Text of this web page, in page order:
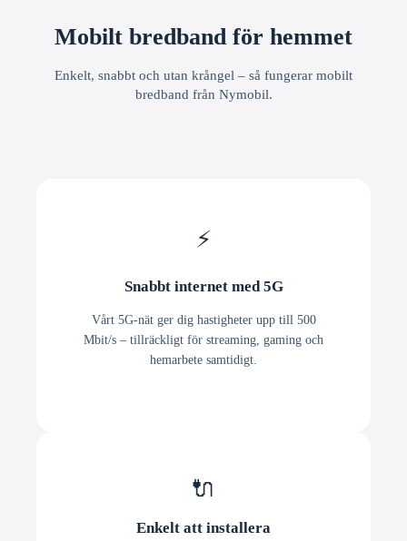
Mobilt bredband för hemmet
Enkelt, snabbt och utan krångel – så fungerar mobilt
bredband från Nymobil.
⚡
Snabbt internet med 5G
Vårt 5G-nät ger dig hastigheter upp till 500
Mbit/s – tillräckligt för streaming, gaming och
hemarbete samtidigt.
🔌
Enkelt att installera